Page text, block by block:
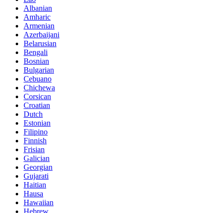
Albanian
Amharic
Armenian
Azerbaijani
Belarusian
Bengali
Bosnian
Bulgarian
Cebuano
Chichewa
Corsican
Croatian
Dutch
Estonian
Filipino
Finnish
Frisian
Galician
Georgian
Gujarati
Haitian
Hausa
Hawaiian
Hebrew